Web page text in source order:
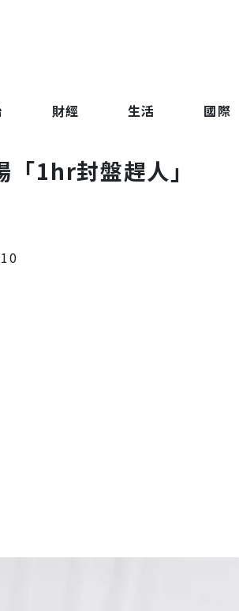
財經 生活 國際
「1hr封盤趕人」